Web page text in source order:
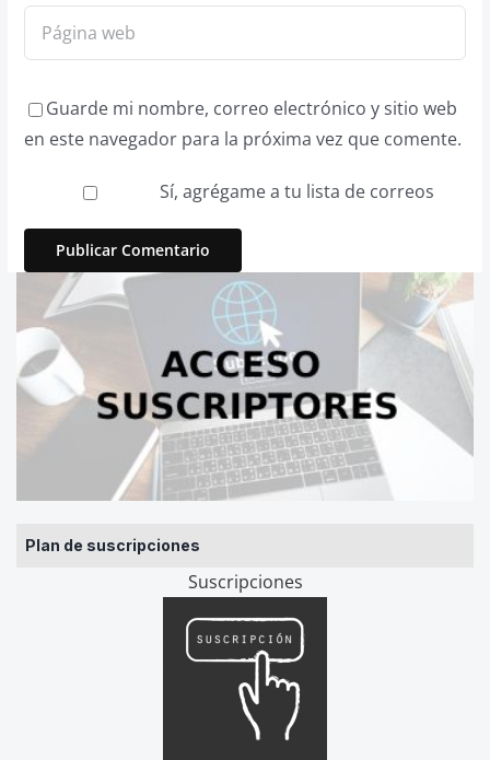
Plan de suscripciones
Suscripciones
Guarde mi nombre, correo electrónico y sitio web
en este navegador para la próxima vez que comente.
Sí, agrégame a tu lista de correos